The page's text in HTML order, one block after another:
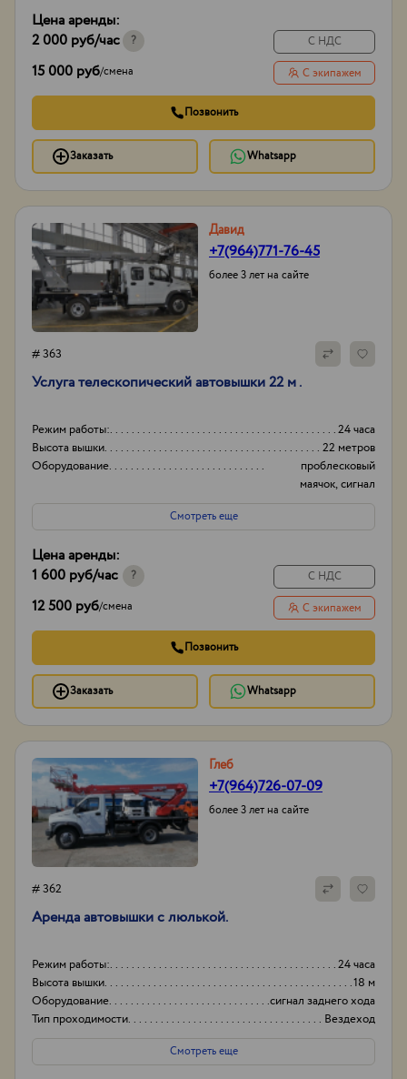
Тип проходимости
Вездеход
Цена аренды:
2 000 руб/час ?
15 000 руб/смена
С НДС
С экипажем
Позвонить
Заказать Whatsapp
Давид
+7(964)771-76-45
более 3 лет на сайте
# 363
Услуга телескопический автовышки 22 м .
Режим работы:
24 часа
Высота вышки
22 метров
Оборудование
проблесковый
маячок, сигнал
заднего хода
Смотреть еще
Цена аренды:
1 600 руб/час ?
12 500 руб/смена
С НДС
С экипажем
Позвонить
Заказать Whatsapp
Глеб
+7(964)726-07-09
более 3 лет на сайте
# 362
Аренда автовышки с люлькой.
Режим работы:
24 часа
Высота вышки
18 м
Оборудование
сигнал заднего хода
Тип проходимости
Вездеход
Смотреть еще